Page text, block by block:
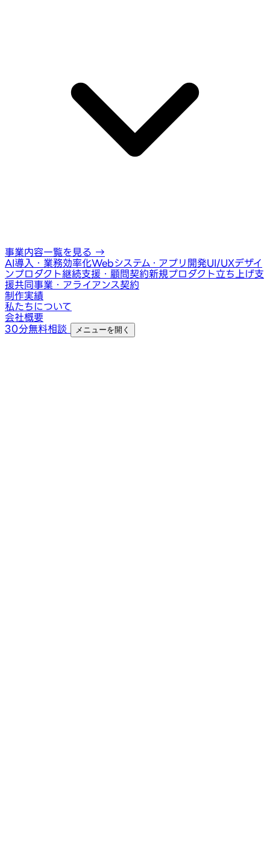
事業内容一覧を見る →
AI導入・業務効率化Webシステム・アプリ開発UI/UXデザイ
ンプロダクト継続支援・顧問契約新規プロダクト立ち上げ支
援共同事業・アライアンス契約
制作実績
私たちについて
会社概要
30分無料相談
メニューを開く